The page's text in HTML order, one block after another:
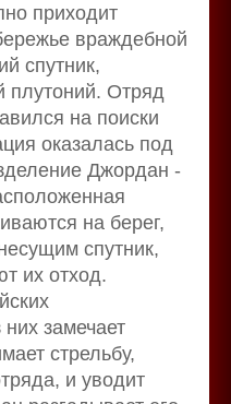
приходит
враждебной
спутник,
Отряд
на поиски
оказалась под
Джордан -
на берег,
спутник,
их отход.
замечает
стрельбу,
и уводит